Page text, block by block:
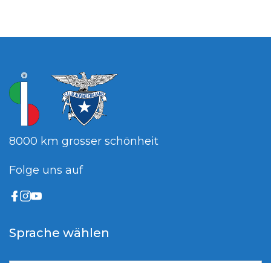
8000 km grosser schönheit
Folge uns auf
Sprache wählen